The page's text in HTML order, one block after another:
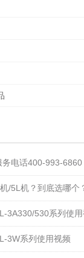
务电话400-993-6860
/5L机？到底选哪个
3A330/530系列使用
3W系列使用视频